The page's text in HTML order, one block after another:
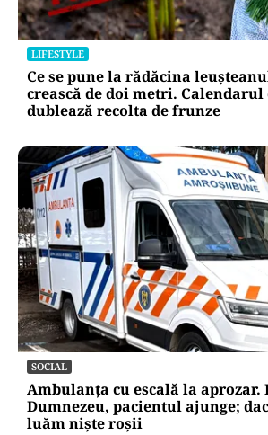
LIFESTYLE
Ce se pune la rădăcina
crească de doi metri.
dublează recolta de frunze
SOCIAL
Ambulanța cu escală la aprozar.
Dumnezeu, pacientul ajunge;
luăm niște roșii